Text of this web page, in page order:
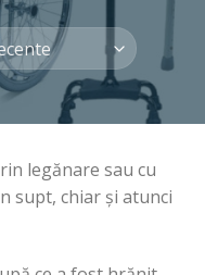
legănare sau cu
supt, chiar și atunci